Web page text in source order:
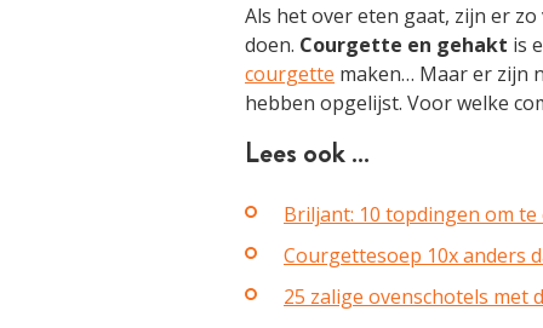
Als het over eten gaat, zijn er
doen. Courgette en gehakt is
courgette maken… Maar er zijn
hebben opgelijst. Voor welke
Lees ook …
Briljant: 10 topdingen om
Courgettesoep 10x anders
25 zalige ovenschotels met